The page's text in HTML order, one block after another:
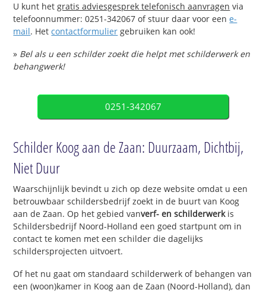
U kunt hetgratis adviesgesprek telefonisch aanvragen via
telefoonnummer: 0251-342067 of stuur daar voor eene-
mail. Hetcontactformulier gebruiken kan ook!
» Bel als u een schilder zoekt die helpt met schilderwerk en
behangwerk!
0251-342067
Schilder Koog aan de Zaan: Duurzaam, Dichtbij,
Niet Duur
Waarschijnlijk bevindt u zich op deze website omdat u een
betrouwbaar schildersbedrijf zoekt in de buurt van Koog
aan de Zaan. Op het gebied vanverf- en schilderwerkis
Schildersbedrijf Noord-Holland een goed startpunt om in
contact te komen met een schilder die dagelijks
schildersprojecten uitvoert.
Of het nu gaat om standaard schilderwerk of behangen van
een (woon)kamer in Koog aan de Zaan (Noord-Holland), dan